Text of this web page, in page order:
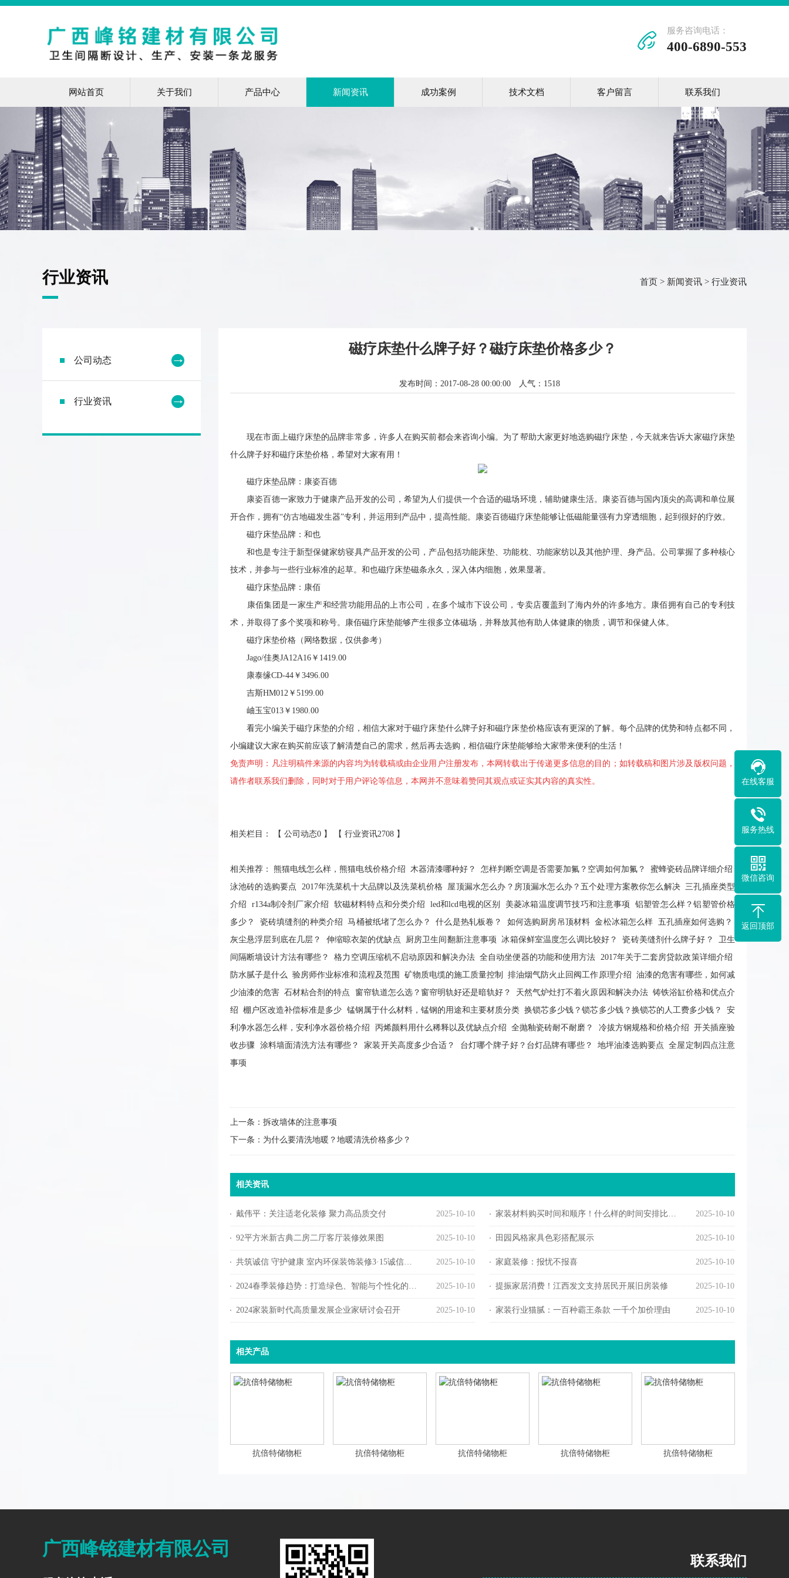
服务咨询电话：
400-6890-553
网站首页 关于我们 产品中心 新闻资讯 成功案例 技术文档 客户留言 联系我们
行业资讯 首页 > 新闻资讯 > 行业资讯
公司动态
行业资讯
磁疗床垫什么牌子好？磁疗床垫价格多少？
发布时间：2017-08-28 00:00:00 人气： 1518
现在市面上磁疗床垫的品牌非常多，许多人在购买前都会来咨询小编。为了帮助大家更好地选购磁疗床垫，今天就来告诉大家磁疗床垫
什么牌子好和磁疗床垫价格，希望对大家有用！
磁疗床垫品牌：康姿百德
康姿百德一家致力于健康产品开发的公司，希望为人们提供一个合适的磁场环境，辅助健康生活。康姿百德与国内顶尖的高调和单位展
开合作，拥有“仿古地磁发生器”专利，并运用到产品中，提高性能。康姿百德磁疗床垫能够让低磁能量强有力穿透细胞，起到很好的疗效。
磁疗床垫品牌：和也
和也是专注于新型保健家纺寝具产品开发的公司，产品包括功能床垫、功能枕、功能家纺以及其他护理、身产品。公司掌握了多种核心
技术，并参与一些行业标准的起草。和也磁疗床垫磁条永久，深入体内细胞，效果显著。
磁疗床垫品牌：康佰
康佰集团是一家生产和经营功能用品的上市公司，在多个城市下设公司，专卖店覆盖到了海内外的许多地方。康佰拥有自己的专利技
术，并取得了多个奖项和称号。康佰磁疗床垫能够产生很多立体磁场，并释放其他有助人体健康的物质，调节和保健人体。
磁疗床垫价格（网络数据，仅供参考）
Jago/佳奥JA12A16￥1419.00
康泰缘CD-44￥3496.00
吉斯HM012￥5199.00
岫玉宝013￥1980.00
看完小编关于磁疗床垫的介绍，相信大家对于磁疗床垫什么牌子好和磁疗床垫价格应该有更深的了解。每个品牌的优势和特点都不同，
小编建议大家在购买前应该了解清楚自己的需求，然后再去选购，相信磁疗床垫能够给大家带来便利的生活！
免责声明：凡注明稿件来源的内容均为转载稿或由企业用户注册发布，本网转载出于传递更多信息的目的；如转载稿和图片涉及版权问题，
请作者联系我们删除，同时对于用户评论等信息，本网并不意味着赞同其观点或证实其内容的真实性。
相关栏目： 【 公司动态0 】 【 行业资讯2708 】
相关推荐：熊猫电线怎么样，熊猫电线价格介绍 木器清漆哪种好？ 怎样判断空调是否需要加氟？空调如何加氟？
蜜蜂瓷砖品牌详细介绍
泳池砖的选购要点
2017年洗菜机十大品牌以及洗菜机价格 屋顶漏水怎么办？房顶漏水怎么办？五个处理方案教你怎么解决 三孔插座类型
介绍
r134a制冷剂厂家介绍 软磁材料特点和分类介绍 led和lcd电视的区别 美菱冰箱温度调节技巧和注意事项
铝塑管怎么样？铝塑管价格
多少？
瓷砖填缝剂的种类介绍 马桶被纸堵了怎么办？ 什么是热轧板卷？ 如何选购厨房吊顶材料 金松冰箱怎么样 五孔插座如何选购？
灰尘悬浮层到底在几层？
伸缩晾衣架的优缺点 厨房卫生间翻新注意事项 冰箱保鲜室温度怎么调比较好？ 瓷砖美缝剂什么牌子好？
卫生
间隔断墙设计方法有哪些？
格力空调压缩机不启动原因和解决办法 全自动坐便器的功能和使用方法 2017年关于二套房贷款政策详细介绍
防水腻子是什么
验房师作业标准和流程及范围 矿物质电缆的施工质量控制 排油烟气防火止回阀工作原理介绍 油漆的危害有哪些，如何减
少油漆的危害 石材粘合剂的特点 窗帘轨道怎么选？窗帘明轨好还是暗轨好？ 天然气炉灶打不着火原因和解决办法 铸铁浴缸价格和优点介
绍
棚户区改造补偿标准是多少 锰钢属于什么材料，锰钢的用途和主要材质分类 换锁芯多少钱？锁芯多少钱？换锁芯的人工费多少钱？
安
利净水器怎么样，安利净水器价格介绍
丙烯颜料用什么稀释以及优缺点介绍 全抛釉瓷砖耐不耐磨？ 冷拔方钢规格和价格介绍 开关插座验
收步骤 涂料墙面清洗方法有哪些？ 家装开关高度多少合适？ 台灯哪个牌子好？台灯品牌有哪些？ 地坪油漆选购要点
全屋定制四点注意
事项
上一条： 拆改墙体的注意事项
下一条： 为什么要清洗地暖？地暖清洗价格多少？
相关资讯
2025-10-10
戴伟平：关注适老化装修 聚力高品质交付 2025-10-10
家装材料购买时间和顺序！什么样的时间安排比较合理
2025-10-10
92平方米新古典二房二厅客厅装修效果图 2025-10-10
田园风格家具色彩搭配展示
2025-10-10
共筑诚信 守护健康 室内环保装饰装修3·15诚信宣言活动举办 2025-10-10
家庭装修：报忧不报喜
2025-10-10
2024春季装修趋势：打造绿色、智能与个性化的居住空间 2025-10-10
提振家居消费！江西发文支持居民开展旧房装修
2025-10-10
2024家装新时代高质量发展企业家研讨会召开 2025-10-10
家装行业猫腻：一百种霸王条款 一千个加价理由
相关产品
抗倍特储物柜 抗倍特储物柜 抗倍特储物柜 抗倍特储物柜 抗倍特储物柜
广西峰铭建材有限公司
联系我们
在线客服
服务热线
微信咨询
返回顶部